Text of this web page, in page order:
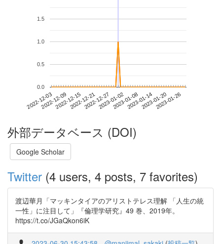
2022-12-032022-12-092022-12-152022-12-212022-12-272023-01-022023-01-082023-01-142023-01-202023-01-26
0.0
0.5
1.0
1.5
外部データベース (DOI)
Google Scholar
Twitter (4 users, 4 posts, 7 favorites)
渡辺華月「マッキンタイアのアリストテレス理解 「人生の統
一性」に注目して」『倫理学研究』49 巻、2019年。
https://t.co/JGaQkon6iK